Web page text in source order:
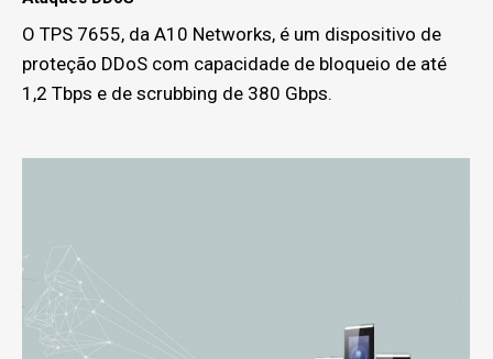
O TPS 7655, da A10 Networks, é um dispositivo de
proteção DDoS com capacidade de bloqueio de até
1,2 Tbps e de scrubbing de 380 Gbps.